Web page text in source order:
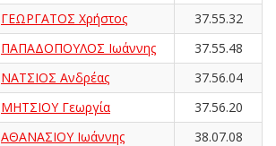
ΓΕΩΡΓΑΤΟΣ Χρήστος
37.55.32
ΠΑΠΑΔΟΠΟΥΛΟΣ Ιωάννης
37.55.48
ΝΑΤΣΙΟΣ Ανδρέας
37.56.04
ΜΗΤΣΙΟΥ Γεωργία
37.56.20
ΑΘΑΝΑΣΙΟΥ Ιωάννης
38.07.08